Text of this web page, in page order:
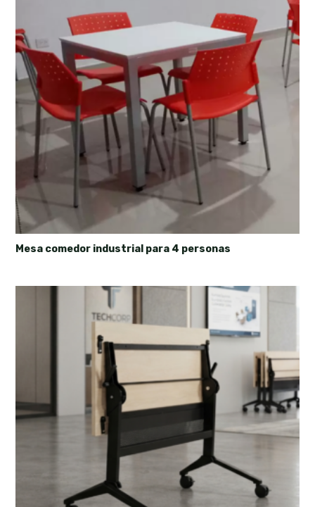
Mesa comedor industrial para 4 personas